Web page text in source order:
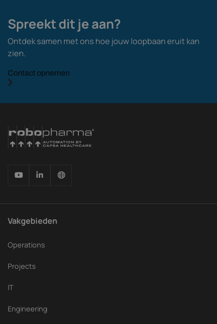
Spreekt dit je aan?
Ontdek samen met ons hoe jouw loopbaan eruit kan
zien.
Contact opnemen
Vakgebieden
Operations
Projects
IT
Engineering